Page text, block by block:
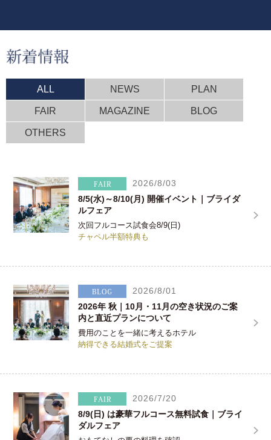
ALL NEWS PLAN
FAIR MAGAZINE BLOG
OTHERS
2026/8/03
8/5(水)～8/10(月) 開催イベント｜ブライダ
ルフェア
次回フルコース試食会8/9(日)
チャペル半額特典も
2026/8/01
2026年 秋｜10月・11月の空き状況のご案
内と直近プランについて
費用のことを一緒に考えるホテル
納得できる結婚式をご提案
2026/7/20
8/9(日) は豪華フルコース無料試食｜ブライ
ダルフェア